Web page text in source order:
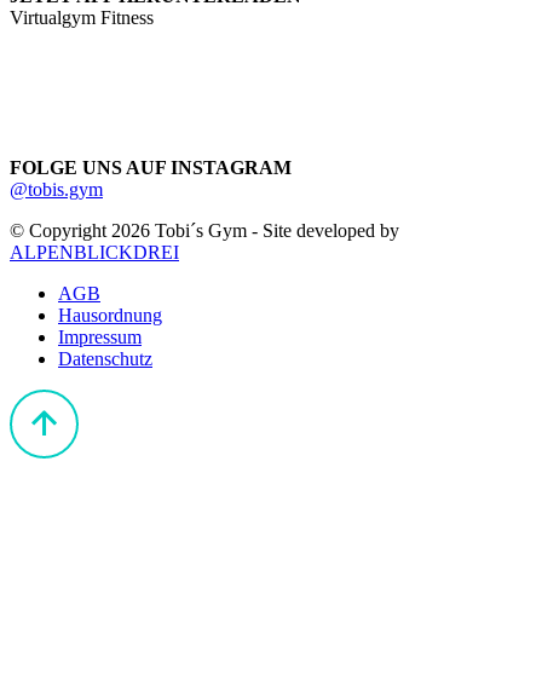
Virtualgym Fitness
FOLGE UNS AUF INSTAGRAM
@tobis.gym
© Copyright 2026 Tobi´s Gym - Site developed by
ALPENBLICKDREI
AGB
Hausordnung
Impressum
Datenschutz